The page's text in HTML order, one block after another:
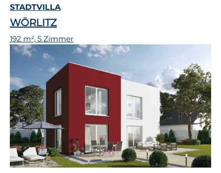
STADTVILLA
WÖRLITZ
192 m², 5 Zimmer